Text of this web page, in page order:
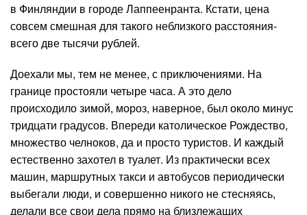
в Финляндии в городе Лаппеенранта. Кстати, цена
совсем смешная для такого неблизкого расстояния-
всего две тысячи рублей.
Доехали мы, тем не менее, с приключениями. На
границе простояли четыре часа. А это дело
происходило зимой, мороз, наверное, был около минус
тридцати градусов. Впереди католическое Рождество,
множество челноков, да и просто туристов. И каждый
естественно захотел в туалет. Из практически всех
машин, маршрутных такси и автобусов периодически
выбегали люди, и совершенно никого не стесняясь,
делали все свои дела прямо на близлежащих